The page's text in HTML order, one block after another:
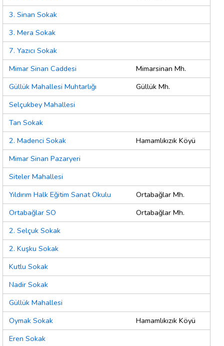
3. Sinan Sokak
3. Mera Sokak
7. Yazıcı Sokak
Mimar Sinan Caddesi
Mimarsinan Mh.
Güllük Mahallesi Muhtarlığı
Güllük Mh.
Selçukbey Mahallesi
Tan Sokak
2. Madenci Sokak
Hamamlıkızık Köyü
Mimar Sinan Pazaryeri
Siteler Mahallesi
Yıldırım Halk Eğitim Sanat Okulu
Ortabağlar Mh.
Ortabağlar SO
Ortabağlar Mh.
2. Selçuk Sokak
2. Kuşku Sokak
Kutlu Sokak
Nadir Sokak
Güllük Mahallesi
Oymak Sokak
Hamamlıkızık Köyü
Eren Sokak